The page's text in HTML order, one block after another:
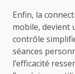
Enfin, la
mobile, devient
contrôle
séances
l’efficacité